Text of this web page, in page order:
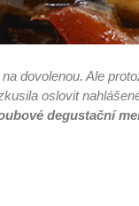
dovolenou. Ale
oslovit
degustační